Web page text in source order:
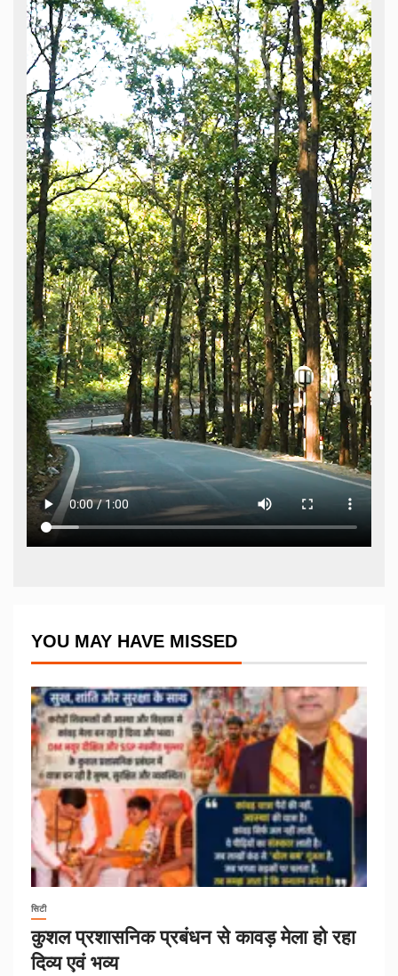
YOU MAY HAVE MISSED
सिटी
कुशल प्रशासनिक प्रबंधन से कावड़ मेला हो रहा
दिव्य एवं भव्य